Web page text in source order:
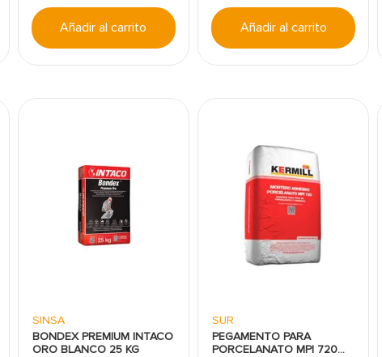
Añadir al carrito Añadir al carrito
SINSA
BONDEX PREMIUM INTACO
ORO BLANCO 25 KG
SUR
PEGAMENTO PARA
PORCELANATO MPI 720